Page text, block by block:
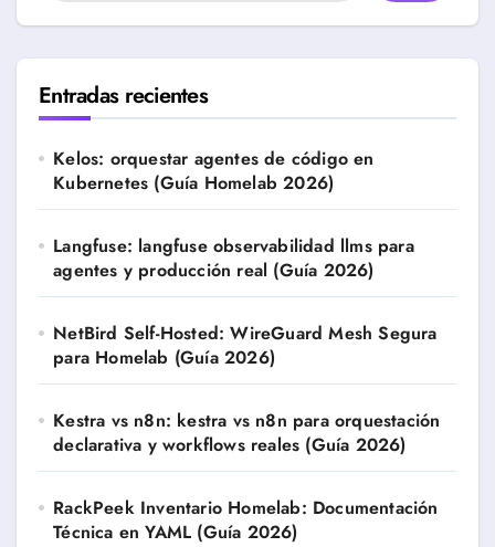
Entradas recientes
Kelos: orquestar agentes de código en
Kubernetes (Guía Homelab 2026)
Langfuse: langfuse observabilidad llms para
agentes y producción real (Guía 2026)
NetBird Self-Hosted: WireGuard Mesh Segura
para Homelab (Guía 2026)
Kestra vs n8n: kestra vs n8n para orquestación
declarativa y workflows reales (Guía 2026)
RackPeek Inventario Homelab: Documentación
Técnica en YAML (Guía 2026)